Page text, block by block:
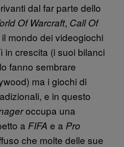
dal far parte dello
Of Warcraft, Call Of
mondo dei videogiochi
in crescita (i suoi bilanci
fanno sembrare
ma i giochi di
e in questo
occupa una
a FIFA e a Pro
che molte delle sue